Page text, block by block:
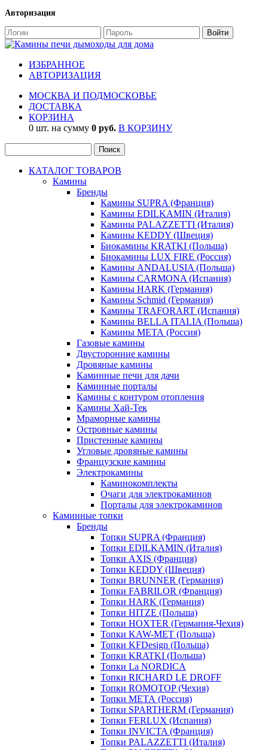
Авторизация
ИЗБРАННОЕ
АВТОРИЗАЦИЯ
МОСКВА И ПОДМОСКОВЬЕ
ДОСТАВКА
КОРЗИНА
0 шт. на сумму 0 руб. В КОРЗИНУ
КАТАЛОГ ТОВАРОВ
Камины
Бренды
Камины SUPRA (Франция)
Камины EDILKAMIN (Италия)
Камины PALAZZETTI (Италия)
Камины KEDDY (Швеция)
Биокамины KRATKI (Польша)
Биокамины LUX FIRE (Россия)
Камины ANDALUSIA (Польша)
Камины CARMONA (Испания)
Камины HARK (Германия)
Камины Schmid (Германия)
Камины TRAFORART (Испания)
Камины BELLA ITALIA (Польша)
Камины МЕТА (Россия)
Газовые камины
Двусторонние камины
Дровяные камины
Каминные печи для дачи
Каминные порталы
Камины с контуром отопления
Камины Хай-Тек
Мраморные камины
Островные камины
Пристенные камины
Угловые дровяные камины
Французские камины
Электрокамины
Каминокомплекты
Очаги для электрокаминов
Порталы для электрокаминов
Каминные топки
Бренды
Топки SUPRA (Франция)
Топки EDILKAMIN (Италия)
Топки AXIS (Франция)
Топки KEDDY (Швеция)
Топки BRUNNER (Германия)
Топки FABRILOR (Франция)
Топки HARK (Германия)
Топки HITZE (Польша)
Топки HOXTER (Германия-Чехия)
Топки KAW-MET (Польша)
Топки KFDesign (Польша)
Топки KRATKI (Польша)
Топки La NORDICA
Топки RICHARD LE DROFF
Топки ROMOTOP (Чехия)
Топки МЕТА (Россия)
Топки SPARTHERM (Германия)
Топки FERLUX (Испания)
Топки INVICTA (Франция)
Топки PALAZZETTI (Италия)